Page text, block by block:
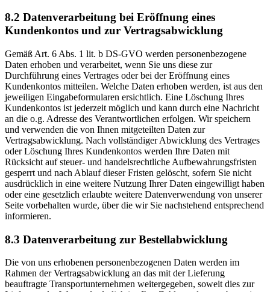
8.2 Datenverarbeitung bei Eröffnung eines
Kundenkontos und zur Vertragsabwicklung
Gemäß Art. 6 Abs. 1 lit. b DS-GVO werden personenbezogene
Daten erhoben und verarbeitet, wenn Sie uns diese zur
Durchführung eines Vertrages oder bei der Eröffnung eines
Kundenkontos mitteilen. Welche Daten erhoben werden, ist aus den
jeweiligen Eingabeformularen ersichtlich. Eine Löschung Ihres
Kundenkontos ist jederzeit möglich und kann durch eine Nachricht
an die o.g. Adresse des Verantwortlichen erfolgen. Wir speichern
und verwenden die von Ihnen mitgeteilten Daten zur
Vertragsabwicklung. Nach vollständiger Abwicklung des Vertrages
oder Löschung Ihres Kundenkontos werden Ihre Daten mit
Rücksicht auf steuer- und handelsrechtliche Aufbewahrungsfristen
gesperrt und nach Ablauf dieser Fristen gelöscht, sofern Sie nicht
ausdrücklich in eine weitere Nutzung Ihrer Daten eingewilligt haben
oder eine gesetzlich erlaubte weitere Datenverwendung von unserer
Seite vorbehalten wurde, über die wir Sie nachstehend entsprechend
informieren.
8.3 Datenverarbeitung zur Bestellabwicklung
Die von uns erhobenen personenbezogenen Daten werden im
Rahmen der Vertragsabwicklung an das mit der Lieferung
beauftragte Transportunternehmen weitergegeben, soweit dies zur